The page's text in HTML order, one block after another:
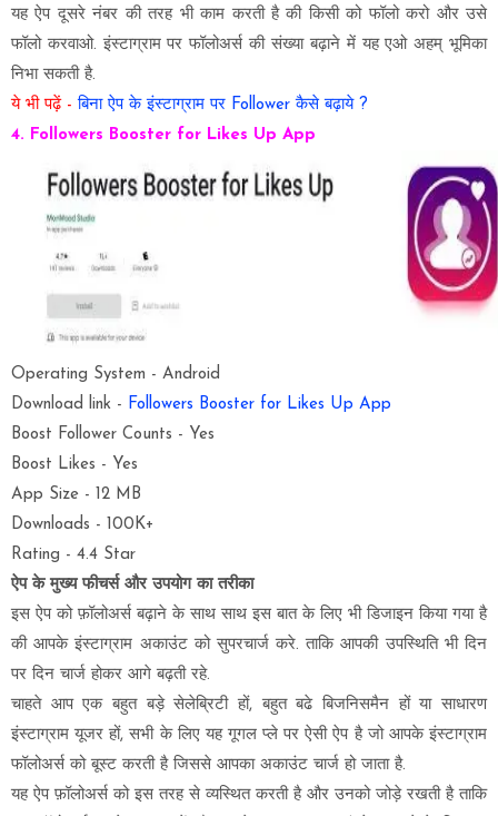
यह ऐप दूसरे नंबर की तरह भी काम करती है की किसी को फॉलो करो और उसे
फॉलो करवाओ. इंस्टाग्राम पर फॉलोअर्स की संख्या बढ़ाने में यह एओ अहम् भूमिका
निभा सकती है.
ये भी पढ़ें -बिना ऐप के इंस्टाग्राम पर Follower कैसे बढ़ाये ?
4. Followers Booster for Likes Up App
Operating System - Android
Download link - Followers Booster for Likes Up App
Boost Follower Counts - Yes
Boost Likes - Yes
App Size - 12 MB
Downloads - 100K+
Rating - 4.4 Star
ऐप के मुख्य फीचर्स औरउपयोग का तरीका
इस ऐप को फ़ॉलोअर्स बढ़ाने के साथ साथ इस बात के लिए भी डिजाइन किया गया है
की आपके इंस्टाग्राम अकाउंट को सुपरचार्ज करे.ताकि आपकी उपस्थिति भी दिन
पर दिन चार्ज होकर आगे बढ़ती रहे.
चाहते आप एक बहुत बड़े सेलेब्रिटी हों, बहुत बढे बिजनिसमैन हों या साधारण
इंस्टाग्राम यूजर हों, सभी के लिए यह गूगल प्ले पर ऐसी ऐप है जो आपके इंस्टाग्राम
फॉलोअर्स को बूस्ट करती है जिससे आपका अकाउंट चार्ज हो जाता है.
यह ऐप फ़ॉलोअर्स को इस तरह से व्यस्थित करती है और उनको जोड़े रखती है ताकि